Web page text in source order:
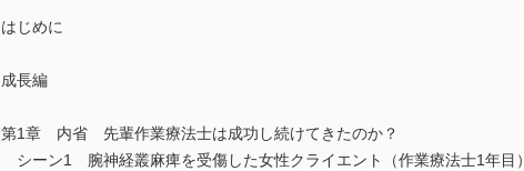
はじめに
成長編
第1章 内省 先輩作業療法士は成功し続けてきたのか？
シーン1 腕神経叢麻痺を受傷した女性クライエント（作業療法士1年目）